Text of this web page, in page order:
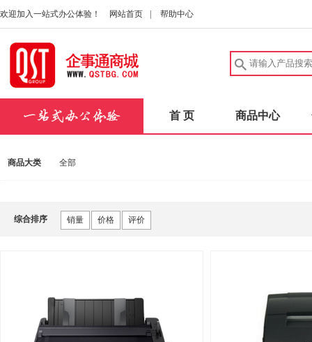
欢迎加入一站式办公体验！ 网站首页 帮助中心
首 页 商品中心
商品大类 全部
综合排序 销量 价格 评价